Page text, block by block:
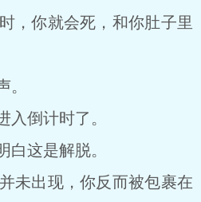
你就会死，和你肚子里
倒计时了。
这是解脱。
出现，你反而被包裹在